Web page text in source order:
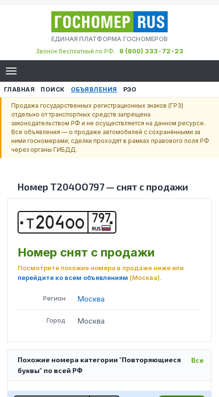
ЕДИНАЯ ПЛАТФОРМА ГОСНОМЕРОВ
Звонок бесплатный по РФ:
8 (800) 333-72-23
ГЛАВНАЯ ПОИСК ОБЪЯВЛЕНИЯ РЭО
Продажа государственных регистрационных знаков (ГРЗ)
отдельно от транспортных средств запрещена
законодательством РФ и не осуществляется на данном ресурсе.
Все объявления — о продаже автомобилей с сохранёнными за
ними госномерами; сделки проходят в рамках правового поля РФ
через органы ГИБДД.
Номер Т204ОО797— снят с продажи
Т204ОО 797
RUS
Номер снят с продажи
Посмотрите похожие номера в продаже ниже или
перейдите ко всем объявлениям (Москва).
Регион Москва
Город Москва
Все
Похожие номера категории "Повторяющиеся
буквы" по всей РФ